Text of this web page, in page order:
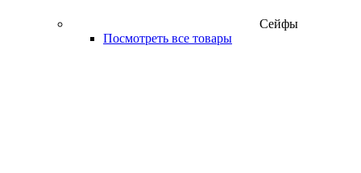
Сейфы
Посмотреть все товары